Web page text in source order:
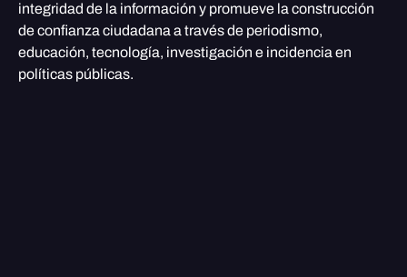
integridad de la información y promueve la construcción
de confianza ciudadana a través de periodismo,
educación, tecnología, investigación e incidencia en
políticas públicas.